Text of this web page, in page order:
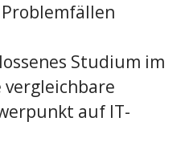
Studium im
vergleichbare
auf IT-